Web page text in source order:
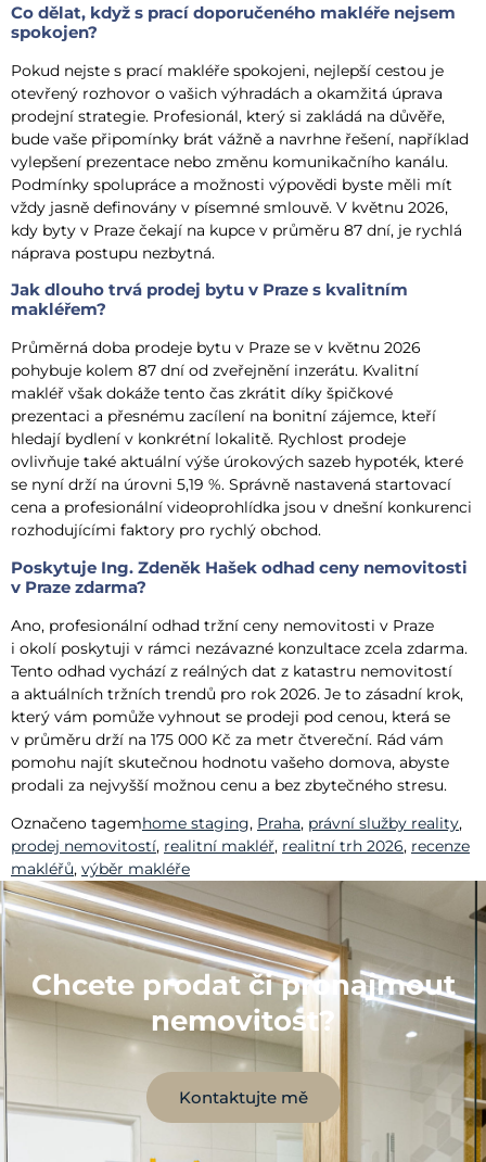
Co dělat, když s prací doporučeného makléře nejsem
spokojen?
Pokud nejste s prací makléře spokojeni, nejlepší cestou je
otevřený rozhovor o vašich výhradách a okamžitá úprava
prodejní strategie. Profesionál, který si zakládá na důvěře,
bude vaše připomínky brát vážně a navrhne řešení, například
vylepšení prezentace nebo změnu komunikačního kanálu.
Podmínky spolupráce a možnosti výpovědi byste měli mít
vždy jasně definovány v písemné smlouvě. V květnu 2026,
kdy byty v Praze čekají na kupce v průměru 87 dní, je rychlá
náprava postupu nezbytná.
Jak dlouho trvá prodej bytu v Praze s kvalitním
makléřem?
Průměrná doba prodeje bytu v Praze se v květnu 2026
pohybuje kolem 87 dní od zveřejnění inzerátu. Kvalitní
makléř však dokáže tento čas zkrátit díky špičkové
prezentaci a přesnému zacílení na bonitní zájemce, kteří
hledají bydlení v konkrétní lokalitě. Rychlost prodeje
ovlivňuje také aktuální výše úrokových sazeb hypoték, které
se nyní drží na úrovni 5,19 %. Správně nastavená startovací
cena a profesionální videoprohlídka jsou v dnešní konkurenci
rozhodujícími faktory pro rychlý obchod.
Poskytuje Ing. Zdeněk Hašek odhad ceny nemovitosti
v Praze zdarma?
Ano, profesionální odhad tržní ceny nemovitosti v Praze
i okolí poskytuji v rámci nezávazné konzultace zcela zdarma.
Tento odhad vychází z reálných dat z katastru nemovitostí
a aktuálních tržních trendů pro rok 2026. Je to zásadní krok,
který vám pomůže vyhnout se prodeji pod cenou, která se
v průměru drží na 175 000 Kč za metr čtvereční. Rád vám
pomohu najít skutečnou hodnotu vašeho domova, abyste
prodali za nejvyšší možnou cenu a bez zbytečného stresu.
Označeno tagemhome staging, Praha, právní služby reality,
prodej nemovitostí, realitní makléř, realitní trh 2026, recenze
makléřů, výběr makléře
Chcete prodat či pronajmout
nemovitost?
Kontaktujte mě